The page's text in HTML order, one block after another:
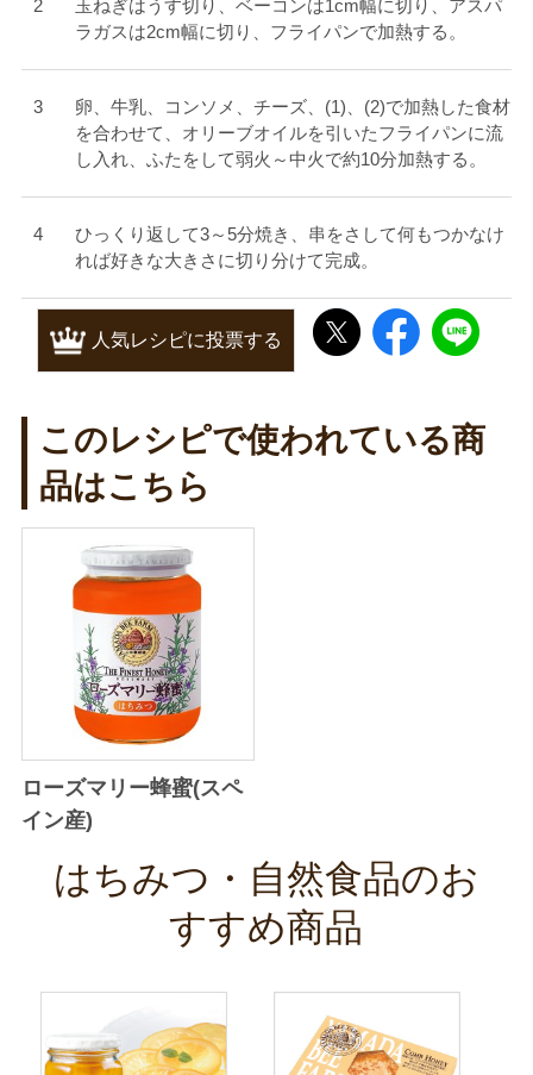
玉ねぎはうす切り、ベーコンは1cm幅に切り、アスパ
ラガスは2cm幅に切り、フライパンで加熱する。
卵、牛乳、コンソメ、チーズ、(1)、(2)で加熱した食材
を合わせて、オリーブオイルを引いたフライパンに流
し入れ、ふたをして弱火～中火で約10分加熱する。
ひっくり返して3～5分焼き、串をさして何もつかなけ
れば好きな大きさに切り分けて完成。
人気レシピに投票する
このレシピで使われている商
品はこちら
ローズマリー蜂蜜(スペ
イン産)
はちみつ・自然食品のお
すすめ商品